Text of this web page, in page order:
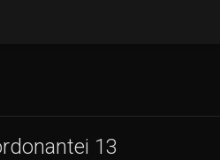
13